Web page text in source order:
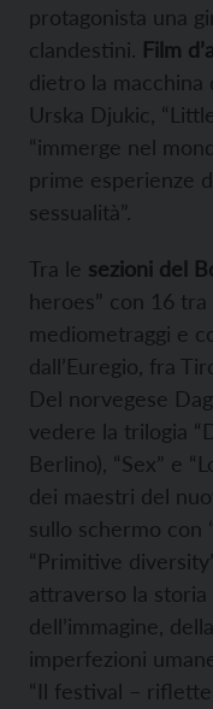
protagonista una
clandestini. Film
dietro la macchina
Urska Djukic,
“immerge nel
prime esperienze
sessualità”.
Tra le sezioni del
heroes” con 16 tra
mediometraggi e
dall’Euregio, fra
Del norvegese
vedere la trilogia
Berlino), “Sex” e
dei maestri del
sullo schermo con
“Primitive
attraverso la
dell’immagine,
imperfezioni
“Il festival –